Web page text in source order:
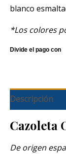
blanco
*Los colores
Descripción
Cazoleta
De origen